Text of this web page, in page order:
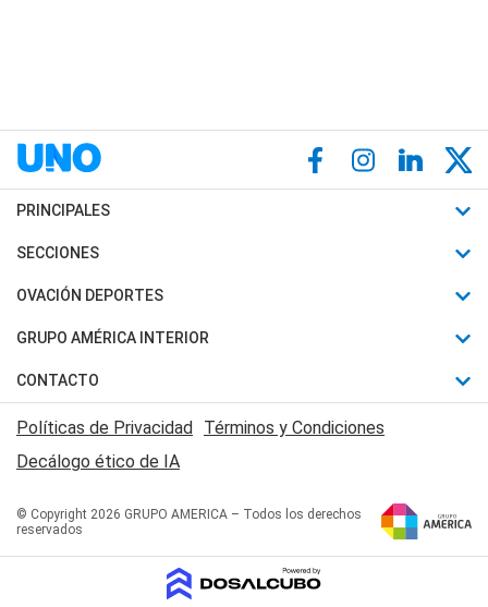
PRINCIPALES
Últimas Noticias
Política
Judiciales
Economia
SECCIONES
Horóscopo
Motores
Trucos caseros
Series y Películas
Edictos y Solicitadas
OVACIÓN DEPORTES
Fútbol
Mundial
Automovilismo
Rugby
Básquet
GRUPO AMÉRICA INTERIOR
Canal 7 en Vivo
San Juan 8
CONTACTO
Acerca de Nosotros
Contactanos
Políticas de Privacidad Términos y Condiciones
Decálogo ético de IA
© Copyright 2026 GRUPO AMERICA – Todos los derechos
reservados